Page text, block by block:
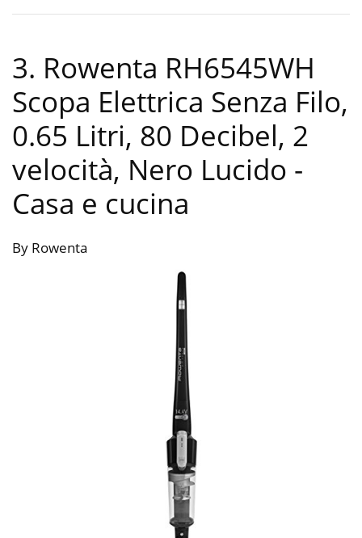
3. Rowenta RH6545WH
Scopa Elettrica Senza Filo,
0.65 Litri, 80 Decibel, 2
velocità, Nero Lucido -
Casa e cucina
By Rowenta